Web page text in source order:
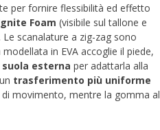
per fornire flessibilità ed effetto
Foam (visibile sul tallone e
scanalature a zig-zag sono
in EVA accoglie il piede,
esterna per adattarla alla
trasferimento più uniforme
di movimento, mentre la gomma al